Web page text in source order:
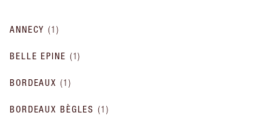
ANNECY (1)
BELLE EPINE (1)
BORDEAUX (1 )
BORDEAUX BÈGLES (1 )